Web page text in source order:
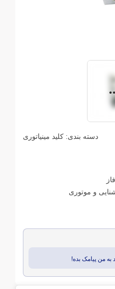
دسته بندی: کلید مینیاتوری
و موتوری
من پیامک بده!